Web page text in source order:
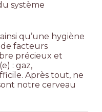
système
qu’une hygiène
facteurs
précieux et
: gaz,
Après tout, ne
notre cerveau